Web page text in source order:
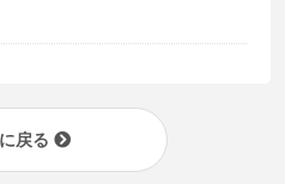
戻る